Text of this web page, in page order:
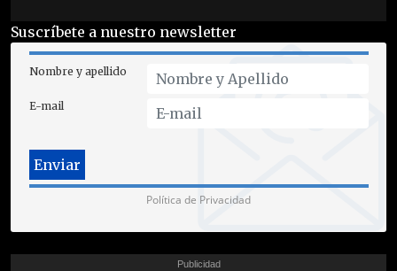
Suscríbete a nuestro newsletter
Nombre y apellido
E-mail
Política de Privacidad